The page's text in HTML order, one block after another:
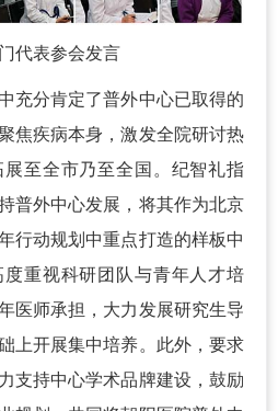
代表参会发言
分肯定了普外中心已取得的
焦疾病本身，激发全院研讨热
至全市乃至全国。纪智礼指
普外中心发展，将其作为北京
行动规划中重点打造的样板中
重视科研团队与青年人才培
医师承担，大力发展研究生导
上开展集中培养。此外，要求
支持中心学术品牌建设，鼓励